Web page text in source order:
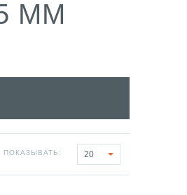
ММ
ПОКАЗЫВАТЬ: 20